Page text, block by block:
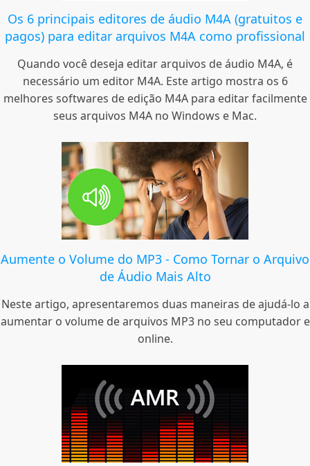
Os 6 principais editores de áudio M4A (gratuitos e
pagos) para editar arquivos M4A como profissional
Quando você deseja editar arquivos de áudio M4A, é
necessário um editor M4A. Este artigo mostra os 6
melhores softwares de edição M4A para editar facilmente
seus arquivos M4A no Windows e Mac.
Aumente o Volume do MP3 - Como Tornar o Arquivo
de Áudio Mais Alto
Neste artigo, apresentaremos duas maneiras de ajudá-lo a
aumentar o volume de arquivos MP3 no seu computador e
online.